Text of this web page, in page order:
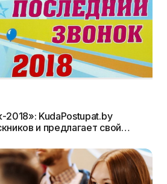
2018»: KudaPostupat.by
и предлагает свой